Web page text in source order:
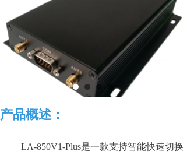
产品概述：
LA-850V1-Plus是一款支持智能快速切换